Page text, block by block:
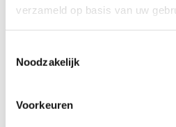
verzameld op basis van uw
Noodzakelijk
Voorkeuren
warmte kan leveren,
erg koud is. Deze hybride
warm water voor de
hele huis.
zijn verwarmd.”